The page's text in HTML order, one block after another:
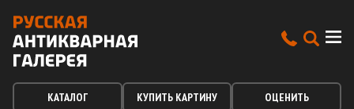
КАТАЛОГ КУПИТЬ КАРТИНУ ОЦЕНИТЬ